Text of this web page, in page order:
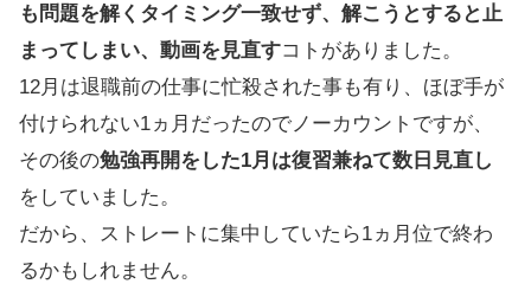
も問題を解くタイミング一致せず、解こうとすると止
まってしまい、動画を見直すコトがありました。
12月は退職前の仕事に忙殺された事も有り、ほぼ手が
付けられない1ヵ月だったのでノーカウントですが、
その後の勉強再開をした1月は復習兼ねて数日見直し
をしていました。
だから、ストレートに集中していたら1ヵ月位で終わ
るかもしれません。